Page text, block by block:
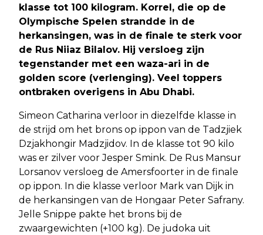
klasse tot 100 kilogram. Korrel, die op de
Olympische Spelen strandde in de
herkansingen, was in de finale te sterk voor
de Rus Niiaz Bilalov. Hij versloeg zijn
tegenstander met een waza-ari in de
golden score (verlenging). Veel toppers
ontbraken overigens in Abu Dhabi.
Simeon Catharina verloor in diezelfde klasse in
de strijd om het brons op ippon van de Tadzjiek
Dzjakhongir Madzjidov. In de klasse tot 90 kilo
was er zilver voor Jesper Smink. De Rus Mansur
Lorsanov versloeg de Amersfoorter in de finale
op ippon. In die klasse verloor Mark van Dijk in
de herkansingen van de Hongaar Peter Safrany.
Jelle Snippe pakte het brons bij de
zwaargewichten (+100 kg). De judoka uit